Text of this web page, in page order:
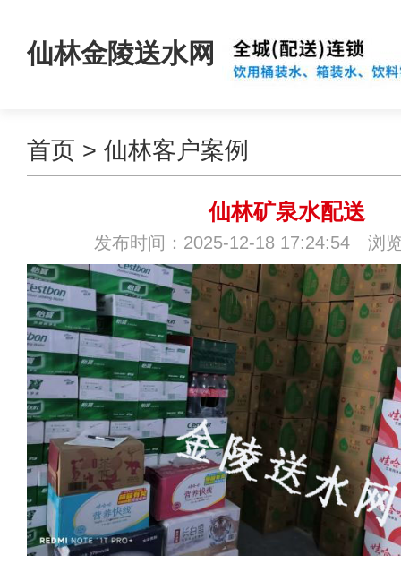
仙林金陵送水网
首页 > 仙林客户案例
仙林矿泉水配送
发布时间：2025-12-18 17:24:54 浏